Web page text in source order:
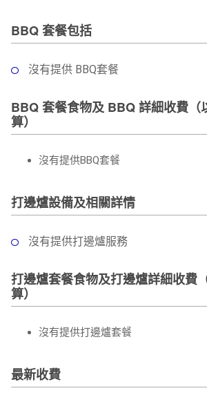
BBQ 套餐包括
沒有提供 BBQ套餐
BBQ 套餐食物及 BBQ 詳細收費（
算）
沒有提供BBQ套餐
打邊爐設備及相關詳情
沒有提供打邊爐服務
打邊爐套餐食物及打邊爐詳細收費
算）
沒有提供打邊爐套餐
最新收費